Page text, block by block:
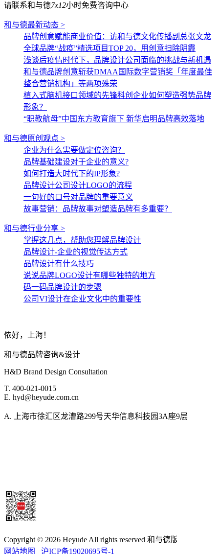
请联系和与徳7x12小时免费咨询中心
和与德最新动态 >
品牌创意赋能商业价值：访和与德文化传播副总张文龙
全球品牌“战疫”精选项目TOP 20，用创意扫除阴霾
浅谈后疫情时代下，品牌设计公司面临的挑战与新机遇
和与德品牌创意斩获DMAA国际数字营销奖「年度最佳
整合营销机构」等两项殊荣
植入式脑机接口领域的先锋科创企业如何塑造强势品牌
形象？
“职教航母”中国东方教育旗下 新华启明品牌高效落地
和与德原创观点 >
企业为什么需要做定位咨询？
品牌基础建设对于企业的意义?
如何打造大时代下的IP形象?
品牌设计公司设计LOGO的流程
一句好的口号对品牌的重要意义
故事营销：品牌故事对塑造品牌有多重要？
和与德行业分享 >
掌握这几点，帮助您理解品牌设计
品牌设计-企业的视觉传达方式
品牌设计有什么技巧
说说品牌LOGO设计有哪些独特的地方
码一码品牌设计的步骤
公司VI设计在企业文化中的重要性
侬好，上海！
和与德品牌咨询&设计
H&D Brand Design Consultation
T. 400-021-0015
E. hyd@heyude.com.cn
A. 上海市徐汇区龙漕路299号天华信息科技园3A座9层
Copyright © 2026 Heyude All rights reserved 和与德版权所有
网站地图
沪ICP备19020695号-1